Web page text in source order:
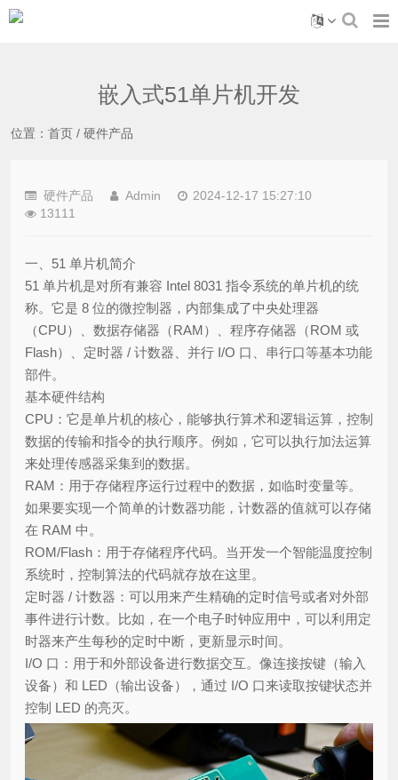
嵌入式51单片机开发
位置： 首页 / 硬件产品
硬件产品 Admin
2024-12-17 15:27:10
13111
一、51 单片机简介
51 单片机是对所有兼容 Intel 8031 指令系统的单片机的统
称。它是 8 位的微控制器，内部集成了中央处理器
（CPU）、数据存储器（RAM）、程序存储器（ROM 或
Flash）、定时器 / 计数器、并行 I/O 口、串行口等基本功能
部件。
基本硬件结构
CPU：它是单片机的核心，能够执行算术和逻辑运算，控制
数据的传输和指令的执行顺序。例如，它可以执行加法运算
来处理传感器采集到的数据。
RAM：用于存储程序运行过程中的数据，如临时变量等。
如果要实现一个简单的计数器功能，计数器的值就可以存储
在 RAM 中。
ROM/Flash：用于存储程序代码。当开发一个智能温度控制
系统时，控制算法的代码就存放在这里。
定时器 / 计数器：可以用来产生精确的定时信号或者对外部
事件进行计数。比如，在一个电子时钟应用中，可以利用定
时器来产生每秒的定时中断，更新显示时间。
I/O 口：用于和外部设备进行数据交互。像连接按键（输入
设备）和 LED（输出设备），通过 I/O 口来读取按键状态并
控制 LED 的亮灭。